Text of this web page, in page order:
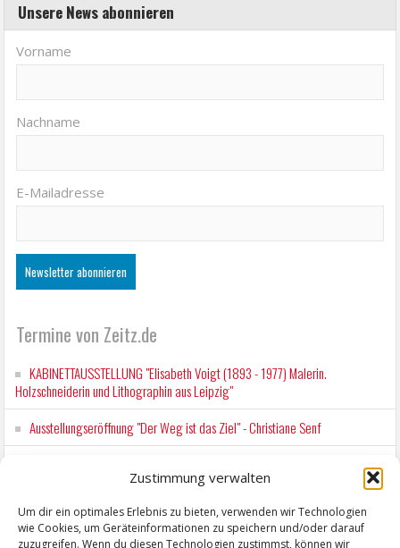
Zustimmung verwalten
Um dir ein optimales Erlebnis zu bieten, verwenden wir Technologien
wie Cookies, um Geräteinformationen zu speichern und/oder darauf
zuzugreifen. Wenn du diesen Technologien zustimmst, können wir
Unsere News abonnieren
Vorname
Nachname
E-Mailadresse
Termine von Zeitz.de
KABINETTAUSSTELLUNG "Elisabeth Voigt (1893 - 1977) Malerin.
Holzschneiderin und Lithographin aus Leipzig"
Ausstellungseröffnung "Der Weg ist das Ziel" - Christiane Senf
Kunstfest Zeitz